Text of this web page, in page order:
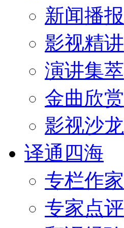
新闻播报
影视精讲
演讲集萃
金曲欣赏
影视沙龙
译通四海
专栏作家
专家点评